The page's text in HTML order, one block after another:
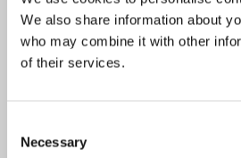
We also share information about
who may combine it with other
of their services.
Selection
Necessary